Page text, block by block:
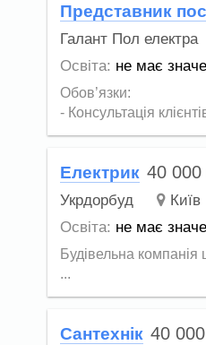
Представник
Галант Пол електра
Освіта: не має
Обов’язки:
- Консультація
Електрик 40 000
Укрдорбуд
Київ
Освіта: не має
Будівельна
...
Сантехнік 40 000